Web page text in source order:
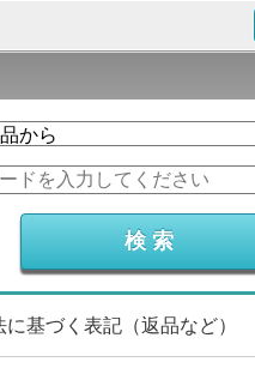
基づく表記（返品など）